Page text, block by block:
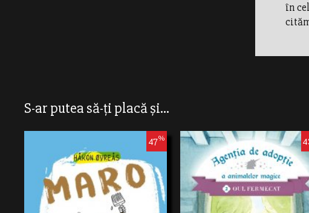
în
S-ar putea să-ți placă și...
47%